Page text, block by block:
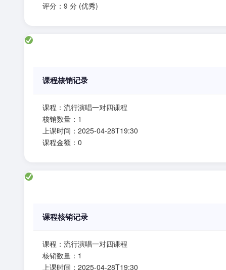
评分：9 分 (优秀)
课程核销记录
课程：流行演唱一对四课程
核销数量：1
上课时间：2025-04-28T19:30
课程金额：0
课程核销记录
课程：流行演唱一对四课程
核销数量：1
上课时间：2025-04-28T19:30